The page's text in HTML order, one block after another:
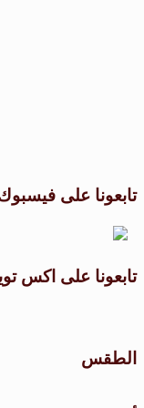
تابعونا على
تابعونا على اكس
الطقس